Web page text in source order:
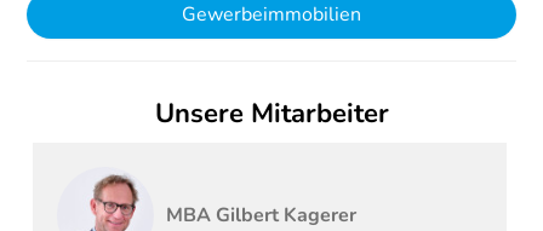
Gewerbeimmobilien
Unsere Mitarbeiter
MBA Gilbert Kagerer